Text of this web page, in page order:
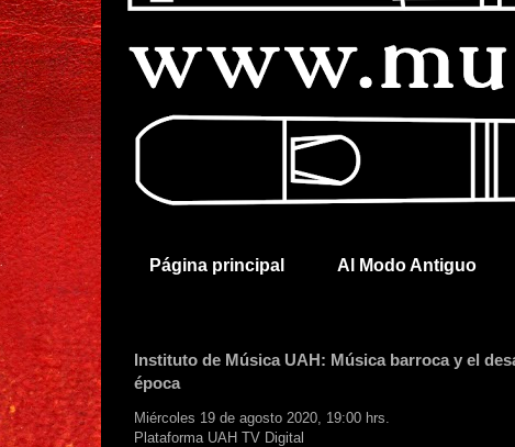
Página principal Al Modo Antiguo
Instituto de Música UAH: Música barroca y el
época
Miércoles 19 de agosto 2020, 19:00 hrs.
Plataforma UAH TV Digital